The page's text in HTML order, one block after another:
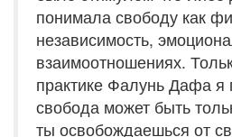
понимала свободу как
независимость,
взаимоотношениях.
практике Фалунь Дафа я
свобода может быть
ты освобождаешься от